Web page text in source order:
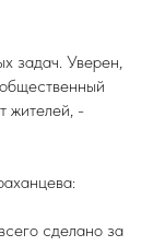
задач. Уверен,
жителей, -
сделано за